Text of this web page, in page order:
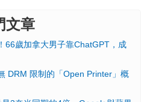
文章
66歲加拿大男子靠ChatGPT，成
DRM 限制的「Open Printer」概